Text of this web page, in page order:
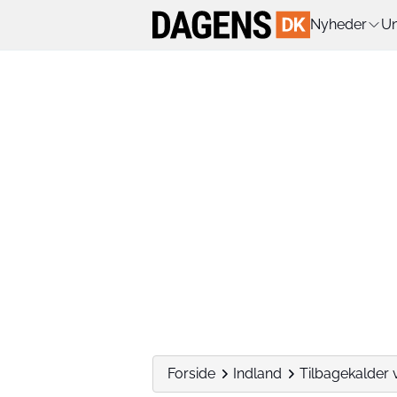
Nyheder
Forside Indland Tilbagekalder